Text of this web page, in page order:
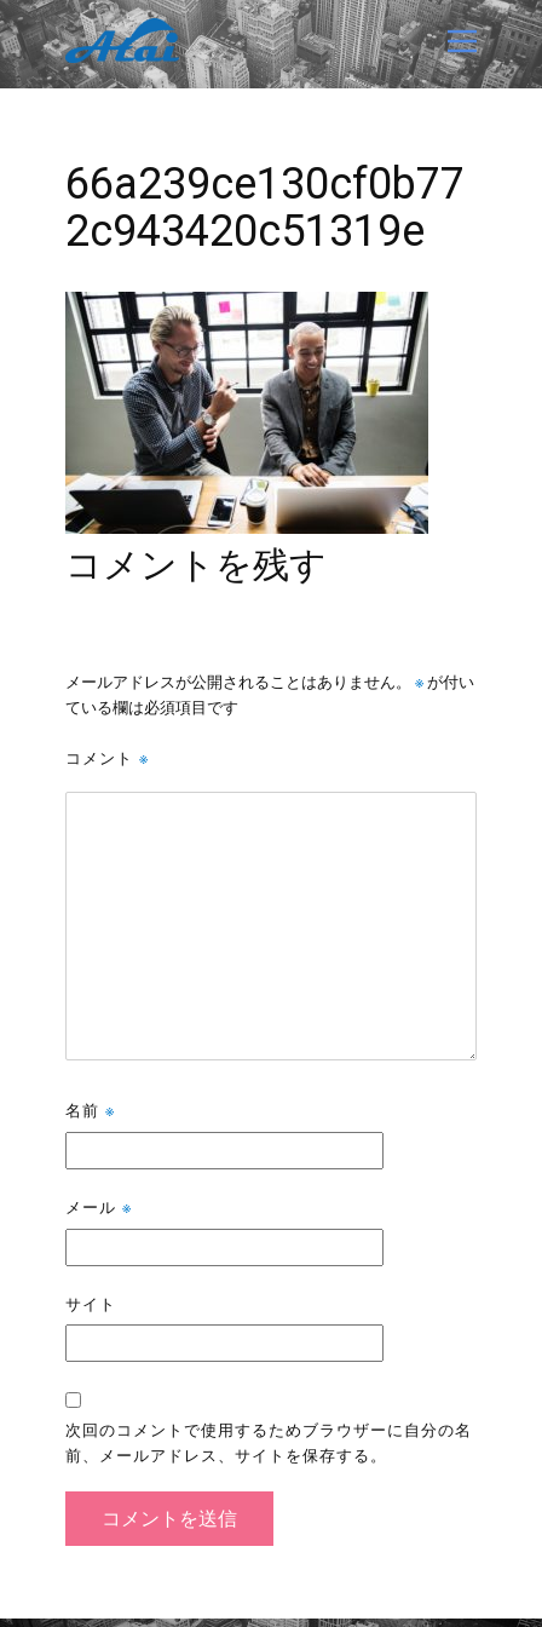
66a239ce130cf0b77
2c943420c51319e
コメントを残す
メールアドレスが公開されることはありません。 ※が付い
ている欄は必須項目です
コメント ※
名前 ※
メール ※
サイト
次回のコメントで使用するためブラウザーに自分の名
前、メールアドレス、サイトを保存する。
コメントを送信